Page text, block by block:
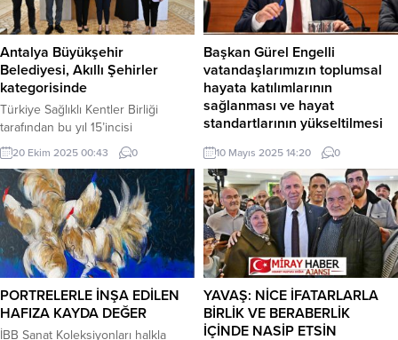
Antalya Büyükşehir
Belediyesi, Akıllı Şehirler
kategorisinde
Türkiye Sağlıklı Kentler Birliği
tarafından bu yıl 15’incisi
düzenlenen Sağlıklı Şehirler En İyi
Uygulama Yarışması’nda dereceye
giren projeler belli oldu. Antalya
Büyükşehir Belediyesi, Akıllı
Şehirler kategorisinde Elektronik
Gemi Denetim Sistemi’ ile ödülün
sahibi oldu. Gelecek nesillere
yaşanabilir bir kent ve dünya
bırakmak için çevre ve doğa dostu
projelere büyük önem...
20 Ekim 2025 00:43 0
Başkan Gürel Engelli
vatandaşlarımızın toplumsal
hayata katılımlarının
sağlanması ve hayat
standartlarının yükseltilmesi
“Engelli vatandaşlarımızın toplumda
yaşadıkları her türlü sıkıntı sadece
kendilerinin değil; ailelerinin,
çevrenin, toplumun, kısacası tüm
insanların ortak sorunudur.
10 Mayıs 2025 14:20 0
PORTRELERLE İNŞA EDİLEN
HAFIZA KAYDA DEĞER
İBB Sanat Koleksiyonları halkla
YAVAŞ: NİCE İFATARLARLA
BİRLİK VE BERABERLİK
İÇİNDE NASİP ETSİN